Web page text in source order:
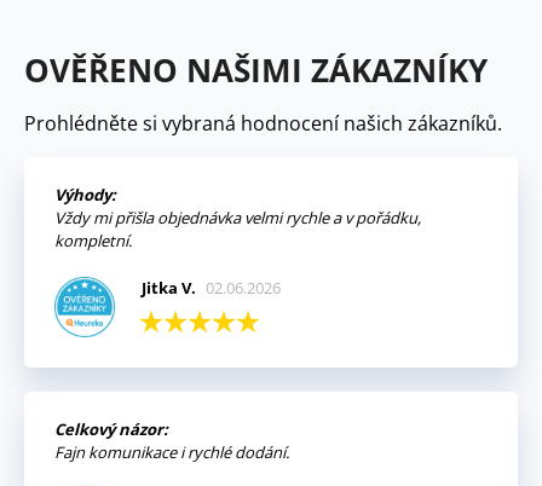
OVĚŘENO NAŠIMI ZÁKAZNÍKY
Prohlédněte si vybraná hodnocení našich zákazníků.
Výhody:
Vždy mi přišla objednávka velmi rychle a v pořádku,
kompletní.
Jitka V. 02.06.2026
Celkový názor:
Fajn komunikace i rychlé dodání.